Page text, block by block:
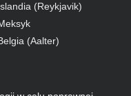
(Reykjavik)
(Aalter)